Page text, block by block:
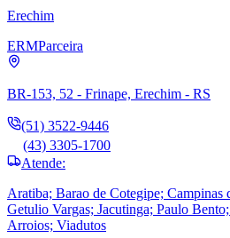
Erechim
ERMParceira
BR-153, 52 - Frinape, Erechim - RS
(51) 3522-9446
(43) 3305-1700
Atende:
Aratiba; Barao de Cotegipe; Campinas
Getulio Vargas; Jacutinga; Paulo
Arroios; Viadutos